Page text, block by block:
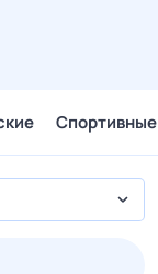
Спортивные